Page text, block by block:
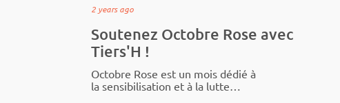
Soutenez Octobre Rose avec
Tiers'H !
2 years ago
Octobre Rose est un mois dédié à
la sensi­bi­li­sa­tion et à la lutte